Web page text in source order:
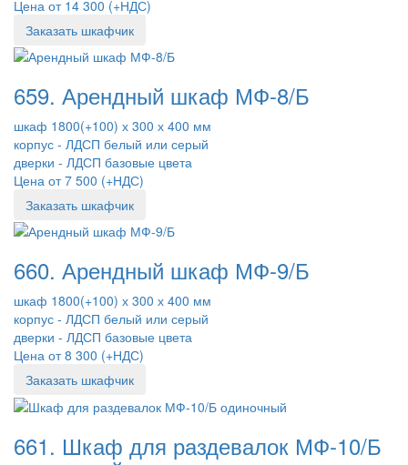
Цена от 14 300 (+НДС)
Заказать шкафчик
659. Арендный шкаф МФ-8/Б
шкаф 1800(+100) х 300 х 400 мм
корпус - ЛДСП белый или серый
дверки - ЛДСП базовые цвета
Цена от 7 500 (+НДС)
Заказать шкафчик
660. Арендный шкаф МФ-9/Б
шкаф 1800(+100) х 300 х 400 мм
корпус - ЛДСП белый или серый
дверки - ЛДСП базовые цвета
Цена от 8 300 (+НДС)
Заказать шкафчик
661. Шкаф для раздевалок МФ-10/Б